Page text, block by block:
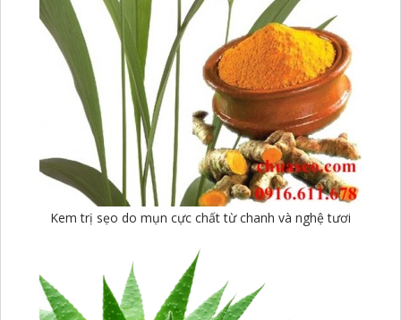
Kem trị sẹo do mụn cực chất từ chanh và nghệ tươi